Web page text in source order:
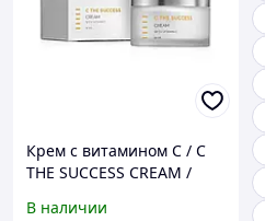
Крем с витамином С / C
THE SUCCESS CREAM /
В наличии